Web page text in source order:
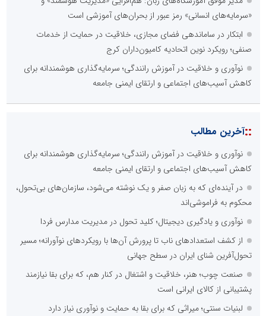
«سرمایه‌های انسانی» رمز عبور از بحران‌های آموزشی است
ابتکار در ساماندهی فضای مجازی، خلاقیت در حمایت از خدمات
صنفی؛ رویکرد نوین اتحادیه کامیون‌داران کرج
نوآوری و خلاقیت در آموزش رانندگی؛ سرمایه‌گذاری هوشمندانه برای
کاهش آسیب‌های اجتماعی و ارتقای ایمنی جامعه
::آخرین مطالب
نوآوری و خلاقیت در آموزش رانندگی؛ سرمایه‌گذاری هوشمندانه برای
کاهش آسیب‌های اجتماعی و ارتقای ایمنی جامعه
در آینده‌ای که به زبان صفر و یک نوشته می‌شود، سازمان‌های بی‌تحول،
محکوم به فراموشی‌اند
نوآوری و یادگیری دیجیتال؛ کلید تحول در مدیریت مدارس فردا
از کشف استعدادهای ناب تا پرورش آن‌ها با رویکردهای نوآورانه؛ مسیر
تحول‌آفرین شنای ایران در سطح جهانی
صنعت چوب؛ هنر، خلاقیت و اشتغال در کنار هم، که برای بقا نیازمند
پشتیبانی از کالای ایرانی است
لبنیات سنتی؛ میراثی که برای بقا به حمایت و نوآوری نیاز دارد